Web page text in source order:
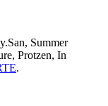
Summer
Protzen, In
.